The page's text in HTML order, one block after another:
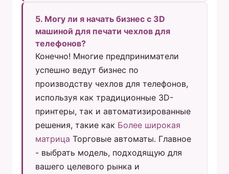
5. Могу ли я начать бизнес с 3D
машиной для печати чехлов для
телефонов?
Конечно! Многие предприниматели
успешно ведут бизнес по
производству чехлов для телефонов,
используя как традиционные 3D-
принтеры, так и автоматизированные
решения, такие как Более широкая
матрица Торговые автоматы. Главное
- выбрать модель, подходящую для
вашего целевого рынка и